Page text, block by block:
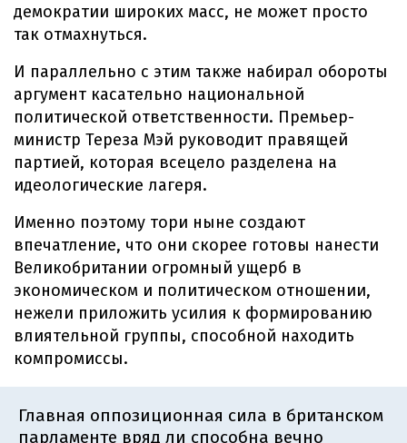
демократии широких масс, не может просто
так отмахнуться.
И параллельно с этим также набирал обороты
аргумент касательно национальной
политической ответственности. Премьер-
министр Тереза Мэй руководит правящей
партией, которая всецело разделена на
идеологические лагеря.
Именно поэтому тори ныне создают
впечатление, что они скорее готовы нанести
Великобритании огромный ущерб в
экономическом и политическом отношении,
нежели приложить усилия к формированию
влиятельной группы, способной находить
компромиссы.
Главная оппозиционная сила в британском
парламенте вряд ли способна вечно